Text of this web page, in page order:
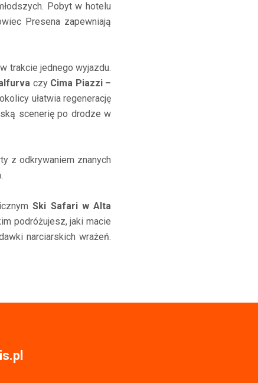
Pobyt w hotelu
Presena zapewniają
trakcie jednego wyjazdu.
czy Cima Piazzi –
ułatwia regenerację
scenerię po drodze w
z odkrywaniem znanych
Ski Safari w Alta
podróżujesz, jaki macie
narciarskich wrażeń.